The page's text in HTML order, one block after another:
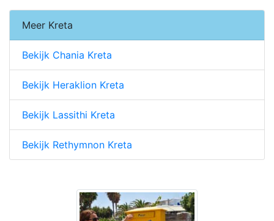
Meer Kreta
Bekijk Chania Kreta
Bekijk Heraklion Kreta
Bekijk Lassithi Kreta
Bekijk Rethymnon Kreta